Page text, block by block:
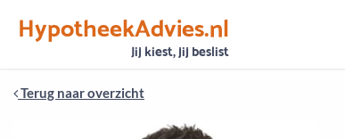
HypotheekAdvies.nl
Jij kiest, jij beslist
VertrouwenAlle basisgegevens zijn gecontroleerd
Terug naar overzicht